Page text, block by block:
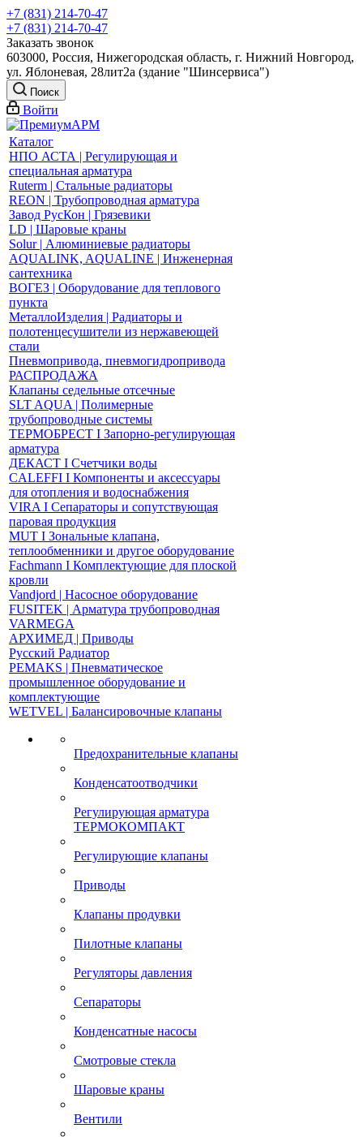
+7 (831) 214-70-47
+7 (831) 214-70-47
Заказать звонок
603000, Россия, Нижегородская область, г. Нижний Новгород,
ул. Яблоневая, 28лит2а (здание "Шинсервиса")
Поиск
Войти
Каталог
НПО АСТА | Регулирующая и
специальная арматура
Ruterm | Стальные радиаторы
REON | Трубопроводная арматура
Завод РусКон | Грязевики
LD | Шаровые краны
Solur | Алюминиевые радиаторы
AQUALINK, AQUALINE | Инженерная
сантехника
ВОГЕЗ | Оборудование для теплового
пункта
МеталлоИзделия | Радиаторы и
полотенцесушители из нержавеющей
стали
Пневмопривода, пневмогидропривода
РАСПРОДАЖА
Клапаны седельные отсечные
SLT AQUA | Полимерные
трубопроводные системы
ТЕРМОБРЕСТ І Запорно-регулирующая
арматура
ДЕКАСТ І Счетчики воды
CALEFFI І Компоненты и аксессуары
для отопления и водоснабжения
VIRA І Сепараторы и сопутствующая
паровая продукция
MUT І Зональные клапана,
теплообменники и другое оборудование
Fachmann І Комплектующие для плоской
кровли
Vandjord | Насосное оборудование
FUSITEK | Арматура трубопроводная
VARMEGA
АРХИМЕД | Приводы
Русский Радиатор
PEMAKS | Пневматическое
промышленное оборудование и
комплектующие
WETVEL | Балансировочные клапаны
Предохранительные клапаны
Конденсатоотводчики
Регулирующая арматура
ТЕРМОКОМПАКТ
Регулирующие клапаны
Приводы
Клапаны продувки
Пилотные клапаны
Регуляторы давления
Сепараторы
Конденсатные насосы
Смотровые стекла
Шаровые краны
Вентили